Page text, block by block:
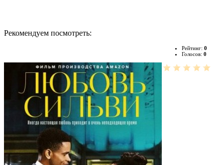
Рекомендуем посмотреть:
Рейтинг: 0
Голосов: 0